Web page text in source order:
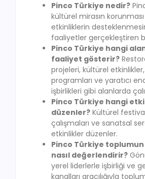
Pinco Türkiye nedir?
kültürel mirasın
etkinliklerin
faaliyetler gerçekleştiren
Pinco Türkiye hangi
faaliyet gösterir?
projeleri, kültürel
programları ve yaratıcı
işbirlikleri gibi alanlarda
Pinco Türkiye hangi
düzenler? Kültürel
çalışmaları ve sanatsal
etkinlikler düzenler.
Pinco Türkiye toplumun
nasıl değerlendirir?
yerel liderlerle işbirliği ve
kanalları aracılığıyla